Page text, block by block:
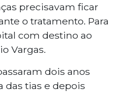
precisavam ficar
o tratamento. Para
com destino ao
Vargas.
dois anos
das tias e depois